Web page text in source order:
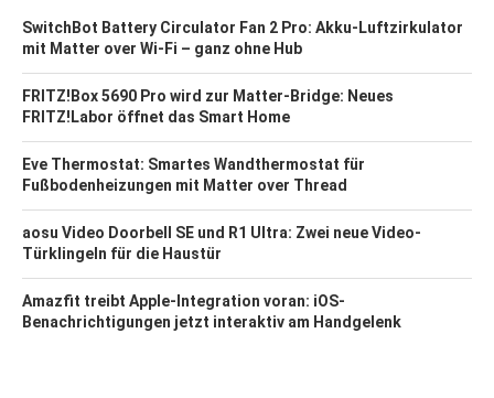
SwitchBot Battery Circulator Fan 2 Pro: Akku-Luftzirkulator
mit Matter over Wi-Fi – ganz ohne Hub
FRITZ!Box 5690 Pro wird zur Matter-Bridge: Neues
FRITZ!Labor öffnet das Smart Home
Eve Thermostat: Smartes Wandthermostat für
Fußbodenheizungen mit Matter over Thread
aosu Video Doorbell SE und R1 Ultra: Zwei neue Video-
Türklingeln für die Haustür
Amazfit treibt Apple-Integration voran: iOS-
Benachrichtigungen jetzt interaktiv am Handgelenk